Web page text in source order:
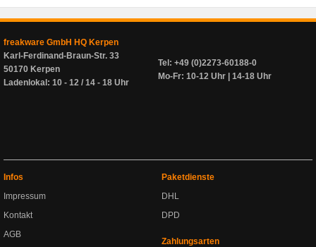
freakware GmbH HQ Kerpen
Karl-Ferdinand-Braun-Str. 33
50170 Kerpen
Ladenlokal: 10 - 12 / 14 - 18 Uhr
Tel: +49 (0)2273-60188-0
Mo-Fr: 10-12 Uhr | 14-18 Uhr
Infos
Impressum
Kontakt
AGB
Paketdienste
DHL
DPD
Zahlungsarten